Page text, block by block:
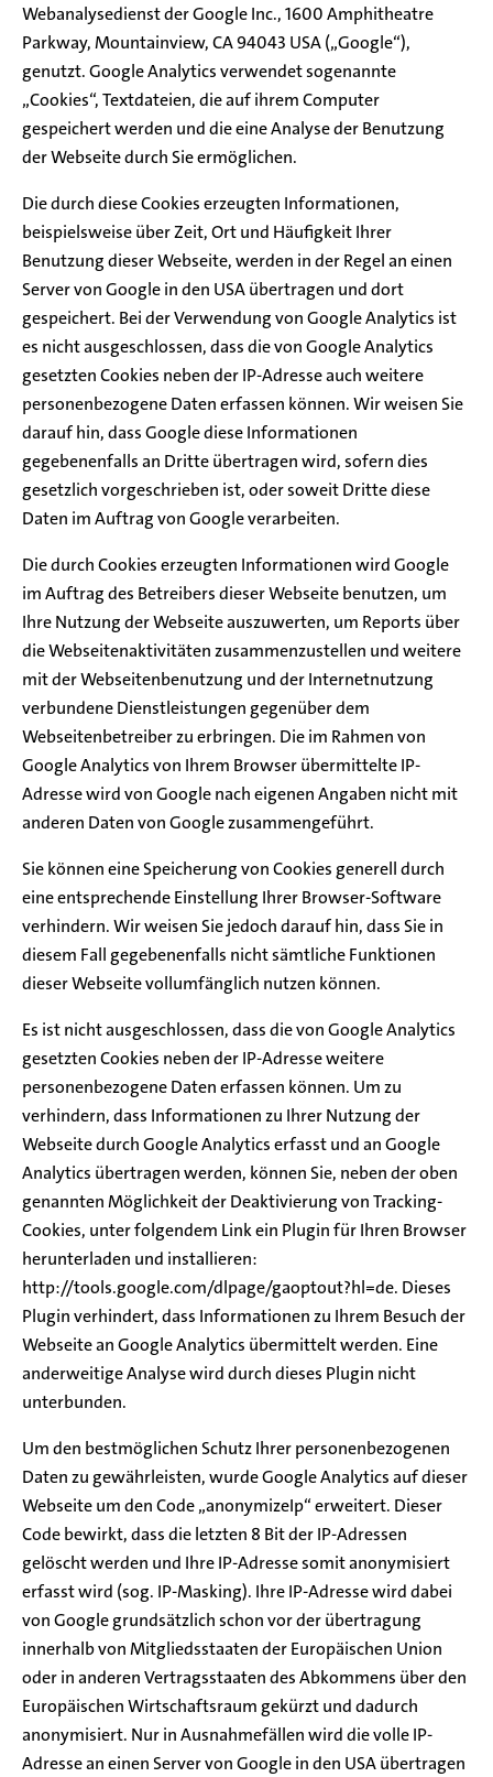
Webanalysedienst der Google Inc., 1600 Amphitheatre
Parkway, Mountainview, CA 94043 USA („Google“),
genutzt. Google Analytics verwendet sogenannte
„Cookies“, Textdateien, die auf ihrem Computer
gespeichert werden und die eine Analyse der Benutzung
der Webseite durch Sie ermöglichen.
Die durch diese Cookies erzeugten Informationen,
beispielsweise über Zeit, Ort und Häufigkeit Ihrer
Benutzung dieser Webseite, werden in der Regel an einen
Server von Google in den USA übertragen und dort
gespeichert. Bei der Verwendung von Google Analytics ist
es nicht ausgeschlossen, dass die von Google Analytics
gesetzten Cookies neben der IP-Adresse auch weitere
personenbezogene Daten erfassen können. Wir weisen Sie
darauf hin, dass Google diese Informationen
gegebenenfalls an Dritte übertragen wird, sofern dies
gesetzlich vorgeschrieben ist, oder soweit Dritte diese
Daten im Auftrag von Google verarbeiten.
Die durch Cookies erzeugten Informationen wird Google
im Auftrag des Betreibers dieser Webseite benutzen, um
Ihre Nutzung der Webseite auszuwerten, um Reports über
die Webseitenaktivitäten zusammenzustellen und weitere
mit der Webseitenbenutzung und der Internetnutzung
verbundene Dienstleistungen gegenüber dem
Webseitenbetreiber zu erbringen. Die im Rahmen von
Google Analytics von Ihrem Browser übermittelte IP-
Adresse wird von Google nach eigenen Angaben nicht mit
anderen Daten von Google zusammengeführt.
Sie können eine Speicherung von Cookies generell durch
eine entsprechende Einstellung Ihrer Browser-Software
verhindern. Wir weisen Sie jedoch darauf hin, dass Sie in
diesem Fall gegebenenfalls nicht sämtliche Funktionen
dieser Webseite vollumfänglich nutzen können.
Es ist nicht ausgeschlossen, dass die von Google Analytics
gesetzten Cookies neben der IP-Adresse weitere
personenbezogene Daten erfassen können. Um zu
verhindern, dass Informationen zu Ihrer Nutzung der
Webseite durch Google Analytics erfasst und an Google
Analytics übertragen werden, können Sie, neben der oben
genannten Möglichkeit der Deaktivierung von Tracking-
Cookies, unter folgendem Link ein Plugin für Ihren Browser
herunterladen und installieren:
http://tools.google.com/dlpage/gaoptout?hl=de. Dieses
Plugin verhindert, dass Informationen zu Ihrem Besuch der
Webseite an Google Analytics übermittelt werden. Eine
anderweitige Analyse wird durch dieses Plugin nicht
unterbunden.
Um den bestmöglichen Schutz Ihrer personenbezogenen
Daten zu gewährleisten, wurde Google Analytics auf dieser
Webseite um den Code „anonymizeIp“ erweitert. Dieser
Code bewirkt, dass die letzten 8 Bit der IP-Adressen
gelöscht werden und Ihre IP-Adresse somit anonymisiert
erfasst wird (sog. IP-Masking). Ihre IP-Adresse wird dabei
von Google grundsätzlich schon vor der übertragung
innerhalb von Mitgliedsstaaten der Europäischen Union
oder in anderen Vertragsstaaten des Abkommens über den
Europäischen Wirtschaftsraum gekürzt und dadurch
anonymisiert. Nur in Ausnahmefällen wird die volle IP-
Adresse an einen Server von Google in den USA übertragen